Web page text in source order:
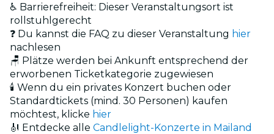
♿ Barrierefreiheit: Dieser Veranstaltungsort ist
rollstuhlgerecht
❓ Du kannst die FAQ zu dieser Veranstaltung hier
nachlesen
🪑 Plätze werden bei Ankunft entsprechend der
erworbenen Ticketkategorie zugewiesen
🕯️ Wenn du ein privates Konzert buchen oder
Standardtickets (mind. 30 Personen) kaufen
möchtest, klicke hier
🎻 Entdecke alle Candlelight-Konzerte in Mailand